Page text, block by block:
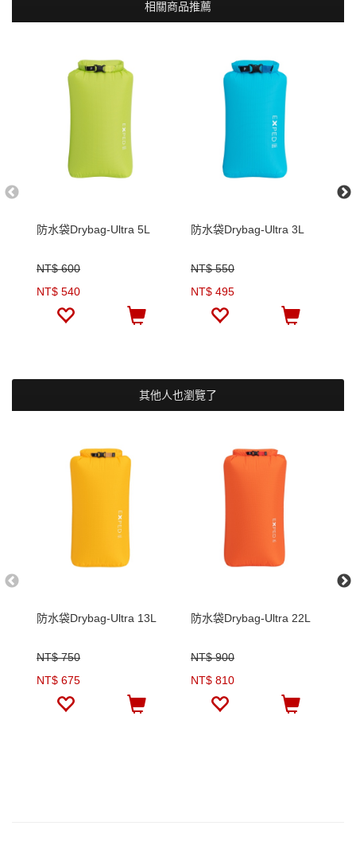
相關商品推薦
防水袋Drybag-Ultra 5L
NT$ 600
NT$ 540
防水袋Drybag-Ultra 3L
NT$ 550
NT$ 495
其他人也瀏覽了
防水袋Drybag-Ultra 13L
NT$ 750
NT$ 675
防水袋Drybag-Ultra 22L
NT$ 900
NT$ 810